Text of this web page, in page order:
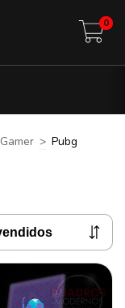
0
Gamer > Pubg